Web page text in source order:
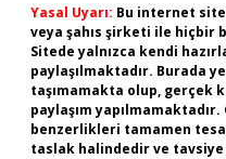
Yasal Uyarı: Bu internet
veya şahıs şirketi ile hiçbir
Sitede yalnızca kendi
paylaşılmaktadır. Burada
taşımamakta olup, gerçek
paylaşım
benzerlikleri tamamen
taslak halindedir ve